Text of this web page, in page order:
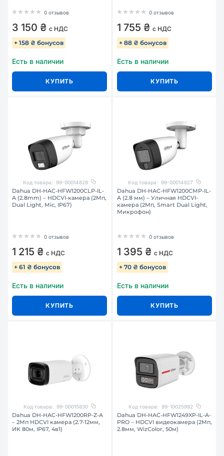
0 отзывов
3 150 ₴ с НДС
+ 158 ₴ бонусов
Есть в наличии
КУПИТЬ
0 отзывов
1 755 ₴ с НДС
+ 88 ₴ бонусов
Есть в наличии
КУПИТЬ
Код товара: 99-00014828
Dahua DH-HAC-HFW1200CLP-IL-
A (2.8mm) – HDCVI-камера (2Мп,
Dual Light, Mic, IP67)
0 отзывов
1 215 ₴ с НДС
+ 61 ₴ бонусов
Есть в наличии
КУПИТЬ
Код товара: 99-00014827
Dahua DH-HAC-HFW1200CMP-IL-
A (2.8 мм) – Уличная HDCVI-
камера (2Мп, Smart Dual Light,
Микрофон)
0 отзывов
1 395 ₴ с НДС
+ 70 ₴ бонусов
Есть в наличии
КУПИТЬ
Код товара: 99-00015830
Dahua DH-HAC-HFW1200RP-Z-A
– 2Мп HDCVI камера (2.7-12мм,
ИК 80м, IP67, 4в1)
Код товара: 99-10025992
Dahua DH-HAC-HFW1249XP-IL-A-
PRO – HDCVI видеокамера (2Мп,
2.8мм, WizColor, 50м)